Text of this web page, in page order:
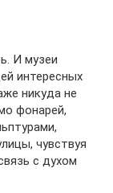
И музеи
интересных
никуда не
фонарей,
чувствуя
с духом